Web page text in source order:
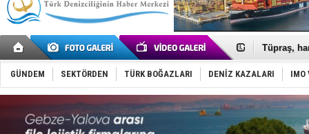
Anadolu
Tüpraş,
İTU AUV,
LNG
PROYAD,
Türkiye-
Türk
Deniz
GÜNDEM SEKTÖRDEN TÜRK BOĞAZLARI DENİZ KAZALARI IMO